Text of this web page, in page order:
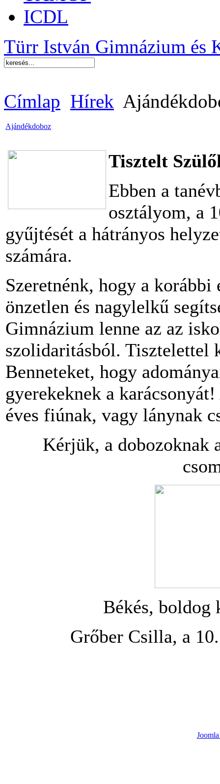
ICDL
Türr István Gimnázium és
Címlap Hírek
Ajándékdoboz
Tisztelt
Ebben a
osztályom, a
gyűjtését a hátrányos
számára.
Szeretnénk, hogy a
önzetlen és nagylelkű
Gimnázium lenne az az
szolidaritásból. Tisztelettel
Benneteket, hogy
gyerekeknek a
éves fiúnak, vagy lánynak
Kérjük, a dobozoknak
Békés, boldog
Grőber Csilla, a